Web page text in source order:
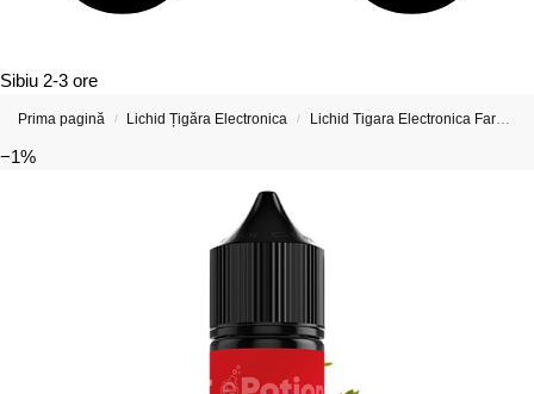
Sibiu 2-3 ore
Prima pagină / Lichid Țigăra Electronica / Lichid Tigara Electronica Fara Nicotina
−1%